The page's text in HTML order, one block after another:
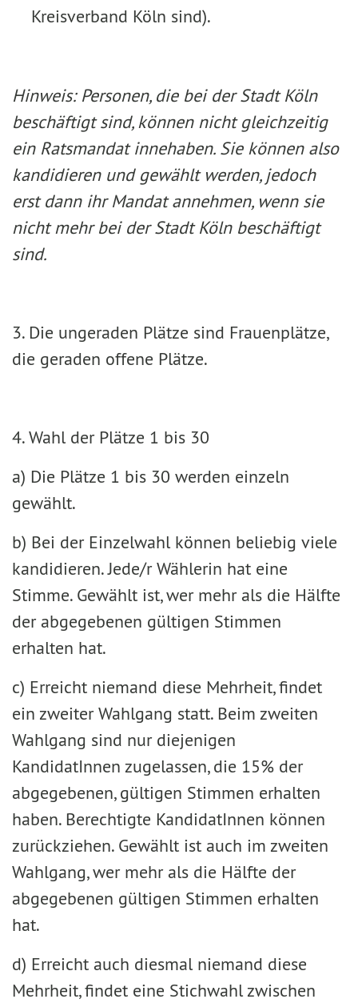
Kreisverband Köln sind).
Hinweis: Personen, die bei der Stadt Köln
beschäftigt sind, können nicht gleichzeitig
ein Ratsmandat innehaben. Sie können also
kandidieren und gewählt werden, jedoch
erst dann ihr Mandat anneh­men, wenn sie
nicht mehr bei der Stadt Köln beschäftigt
sind.
3. Die ungeraden Plätze sind Frauenplätze,
die geraden offene Plätze.
4. Wahl der Plätze 1 bis 30
a) Die Plätze 1 bis 30 werden einzeln
gewählt.
b) Bei der Einzelwahl können beliebig viele
kandidieren. Jede/r Wählerin hat eine
Stimme. Gewählt ist, wer mehr als die Hälfte
der abgegebenen gültigen Stimmen
erhalten hat.
c) Erreicht niemand diese Mehrheit, findet
ein zweiter Wahlgang statt. Beim zweiten
Wahlgang sind nur diejenigen
KandidatInnen zugelassen, die 15% der
abgegebenen, gültigen Stimmen erhalten
ha­ben. Berechtigte KandidatInnen können
zurückziehen. Gewählt ist auch im zweiten
Wahlgang, wer mehr als die Hälfte der
abgegebenen gültigen Stimmen erhalten
hat.
d) Erreicht auch diesmal niemand diese
Mehrheit, findet eine Stichwahl zwischen